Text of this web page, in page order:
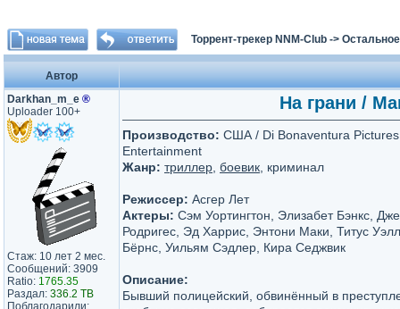
Торрент-трекер NNM-Club -> Остальное
Автор
Darkhan_m_e ®
Uploader 100+
Стаж: 10 лет 2 мес.
Сообщений: 3909
Ratio: 1765.35
Раздал: 336.2 TB
Поблагодарили:
На грани /
Производство: США / Di Bonaventura
Entertainment
Жанр: триллер боевик , криминал
Режиссер: Асгер Лет
Актеры: Сэм Уортингтон, Элизабет Бэнкс,
Родригес, Эд Харрис, Энтони Маки, Титус
Бёрнс, Уильям Сэдлер, Кира Седжвик
Описание:
Бывший полицейский, обвинённый в